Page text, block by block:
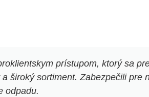
prístupom, ktorý sa
široký sortiment. Zabezpečili pre
odpadu.